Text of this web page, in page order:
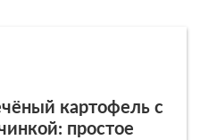
картофель с
простое